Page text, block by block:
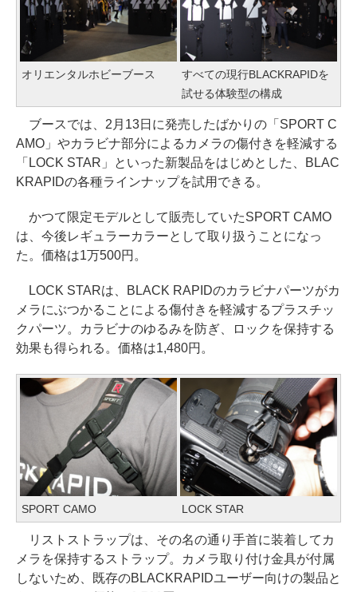
オリエンタルホビーブース
すべての現行BLACKRAPIDを
試せる体験型の構成
ブースでは、2月13日に発売したばかりの「SPORT C
AMO」やカラビナ部分によるカメラの傷付きを軽減する
「LOCK STAR」といった新製品をはじめとした、BLAC
KRAPIDの各種ラインナップを試用できる。
かつて限定モデルとして販売していたSPORT CAMO
は、今後レギュラーカラーとして取り扱うことになっ
た。価格は1万500円。
LOCK STARは、BLACK RAPIDのカラビナパーツがカ
メラにぶつかることによる傷付きを軽減するプラスチッ
クパーツ。カラビナのゆるみを防ぎ、ロックを保持する
効果も得られる。価格は1,480円。
SPORT CAMO LOCK STAR
リストストラップは、その名の通り手首に装着してカ
メラを保持するストラップ。カメラ取り付け金具が付属
しないため、既存のBLACKRAPIDユーザー向けの製品と